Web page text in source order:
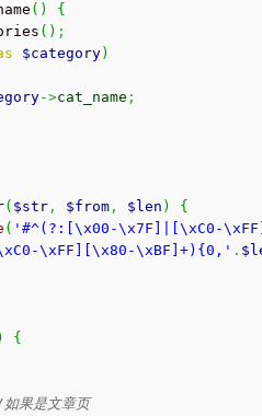
( )
{
( ) ;
$category)
->cat_name ;
( $str , $from , $len )
{
( '#^(?:[\x00-\x7F]|[\xC0-
\xFF][\x80-\xBF]+){0,' .
{
果是文章页